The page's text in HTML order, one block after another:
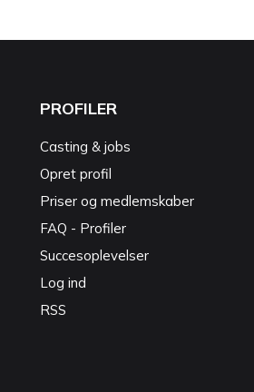
PROFILER
Casting & jobs
Opret profil
Priser og medlemskaber
FAQ - Profiler
Succesoplevelser
Log ind
RSS